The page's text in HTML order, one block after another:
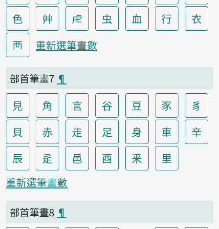
色
艸 虍 虫 血 行
衣
襾
重新選筆畫數
部首筆畫7 ¶
見 角 言 谷 豆 豕
豸
貝
赤 走 足 身 車
辛
辰
辵 邑 酉 釆 里
重新選筆畫數
部首筆畫8 ¶